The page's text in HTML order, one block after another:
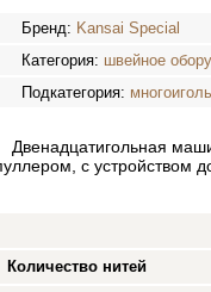
Бренд: Kansai Special
Категория: швейное
Подкатегория:
Двенадцатигольная
с устройством
Количество нитей